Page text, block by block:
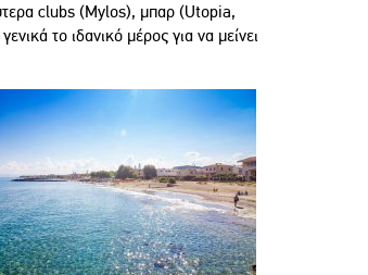
clubs (Mylos), μπαρ (Utopia,
το ιδανικό μέρος για να μείνει